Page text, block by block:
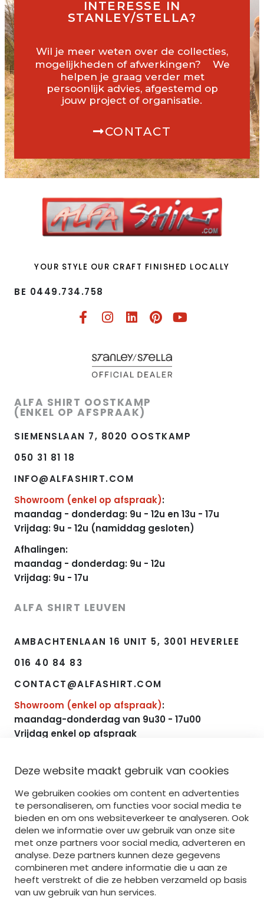
Deze website maakt gebruik van cookies
We gebruiken cookies om content en advertenties
te personaliseren, om functies voor social media te
bieden en om ons websiteverkeer te analyseren. Ook
delen we informatie over uw gebruik van onze site
met onze partners voor social media, adverteren en
analyse. Deze partners kunnen deze gegevens
combineren met andere informatie die u aan ze
heeft verstrekt of die ze hebben verzameld op basis
van uw gebruik van hun services.
INTERESSE IN
STANLEY/STELLA?
Wil je meer weten over de collecties,
mogelijkheden of afwerkingen? We
helpen je graag verder met
persoonlijk advies, afgestemd op
jouw project of organisatie.
CONTACT
YOUR STYLE OUR CRAFT FINISHED LOCALLY
BE 0449.734.758​
ALFA SHIRT OOSTKAMP
(ENKEL OP AFSPRAAK)
SIEMENSLAAN 7, 8020 OOSTKAMP
050 31 81 18
INFO@ALFASHIRT.COM
Showroom (enkel op afspraak):
maandag - donderdag: 9u - 12u en 13u - 17u
Vrijdag: 9u - 12u (namiddag gesloten)
Afhalingen:
maandag - donderdag: 9u - 12u
Vrijdag: 9u - 17u
ALFA SHIRT LEUVEN
AMBACHTENLAAN 16 UNIT 5, 3001 HEVERLEE
016 40 84 83
CONTACT@ALFASHIRT.COM
Showroom (enkel op afspraak):
maandag-donderdag van 9u30 - 17u00
Vrijdag enkel op afspraak
NAVIGATIE
HOME
AANBOD
BEDRUKKEN
BORDUREN
SERVICE